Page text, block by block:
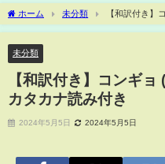
ホーム 未分類
【和訳付き】
み付き
未分類
【和訳付き】コンギ
カタカナ読み付き
2024年5月5日 2024年5月5日